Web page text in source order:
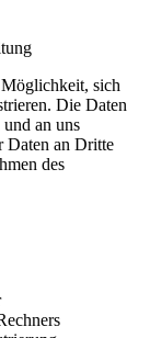
sich
Die Daten
an uns
Daten an Dritte
des